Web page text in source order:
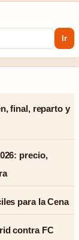
Ir
final, reparto y
precio,
para la Cena
contra FC